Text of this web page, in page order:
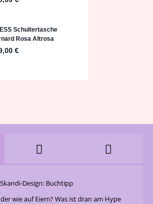
Design: Buchtipp
wie auf Eiern? Was ist dran am Hype